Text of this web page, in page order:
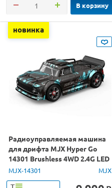
В корзину
новинка
Радиоуправляемая машина
для дрифта MJX Hyper Go
14301 Brushless 4WD 2.4G LED
1/14 RTR
MJX-14301 MJX